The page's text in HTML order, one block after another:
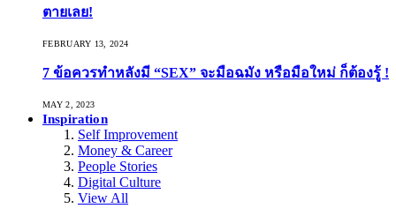
ตายเลย!
FEBRUARY 13, 2024
7 ข้อควรทำหลังมี “SEX” จะมือฉมัง หรือมือใหม่ ก็ต้องรู้ !
MAY 2, 2023
Inspiration
Self Improvement
Money & Career
People Stories
Digital Culture
View All